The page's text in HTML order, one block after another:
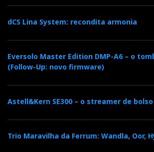
dCS Lina System: recondita armonia
Eversolo Master Edition DMP-A6 – o
(Follow-Up: novo firmware)
Astell&Kern SE300 – o streamer de
Trio Maravilha da Ferrum: Wandla, Oor,